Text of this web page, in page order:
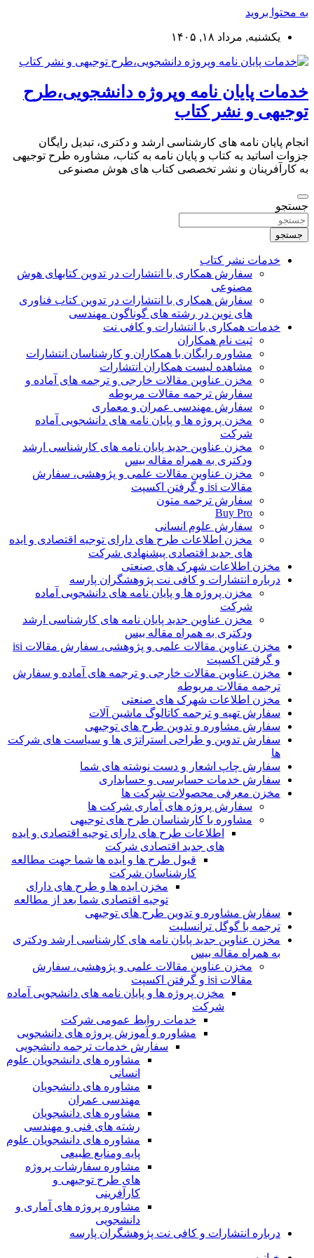
به محتوا بروید
یکشنبه, مرداد ۱۸, ۱۴۰۵
خدمات پایان نامه وپروژه دانشجویی،طرح
توجیهی و نشر کتاب
انجام پایان نامه های کارشناسی ارشد و دکتری، تبدیل رایگان
جزوات اساتید به کتاب و پایان نامه به کتاب، مشاوره طرح توجیهی
به کارآفرینان و نشر تخصصی کتاب های هوش مصنوعی
جستجو
جستجو
خدمات نشر کتاب
سفارش همکاری با انتشارات در تدوین کتابهای هوش
مصنوعی
سفارش همکاری با انتشارات در تدوین کتاب فناوری
های نوین در رشته های گوناگون مهندسی
خدمات همکاری با انتشارات و کافی نت
ثبت نام همکاران
مشاوره رایگان با همکاران و کارشناسان انتشارات
مشاهده لیست همکاران انتشارات
مخزن عناوین مقالات خارجی و ترجمه های آماده و
سفارش ترجمه مقالات مربوطه
سفارش مهندسی عمران و معماری
مخزن پروژه ها و پایان نامه های دانشجویی آماده
شرکت
مخزن عناوین جدید پایان نامه های کارشناسی ارشد
ودکتری به همراه مقاله بیس
مخزن عناوین مقالات علمی و پژوهشی، سفارش
مقالات isi و گرفتن اکسپت
سفارش ترجمه متون
Buy Pro
سفارش علوم انسانی
مخزن اطلاعات طرح های دارای توجیه اقتصادی و ایده
های جدید اقتصادی پیشنهادی شرکت
مخزن اطلاعات شهرک های صنعتی
درباره انتشارات و کافی نت پژوهشگران پارسه
مخزن پروژه ها و پایان نامه های دانشجویی آماده
شرکت
مخزن عناوین جدید پایان نامه های کارشناسی ارشد
ودکتری به همراه مقاله بیس
مخزن عناوین مقالات علمی و پژوهشی، سفارش مقالات isi
و گرفتن اکسپت
مخزن عناوین مقالات خارجی و ترجمه های آماده و سفارش
ترجمه مقالات مربوطه
مخزن اطلاعات شهرک های صنعتی
سفارش تهیه و ترجمه کاتالوگ ماشین آلات
سفارش مشاوره و تدوین طرح های توجیهی
سفارش تدوین و طراحی استراتژی ها و سیاست های شرکت
ها
سفارش چاپ اشعار و دست نوشته های شما
سفارش خدمات حسابرسی و حسابداری
مخزن معرفی محصولات شرکت ها
سفارش پروژه های آماری شرکت ها
مشاوره با کارشناسان طرح های توجیهی
اطلاعات طرح های دارای توجیه اقتصادی و ایده
های جدید اقتصادی شرکت
قبول طرح ها و ایده ها شما جهت مطالعه
کارشناسان شرکت
مخزن ایده ها و طرح های دارای
توجیه اقتصادی شما بعد از مطالعه
سفارش مشاوره و تدوین طرح های توجیهی
ترجمه با گوگل ترانسلیت
مخزن عناوین جدید پایان نامه های کارشناسی ارشد ودکتری
به همراه مقاله بیس
مخزن عناوین مقالات علمی و پژوهشی، سفارش
مقالات isi و گرفتن اکسپت
مخزن پروژه ها و پایان نامه های دانشجویی آماده
شرکت
خدمات روابط عمومی شرکت
مشاوره و آموزش پروژه های دانشجویی
سفارش خدمات ترجمه دانشجویی
مشاوره های دانشجویان علوم
انسانی
مشاوره های دانشجویان
مهندسی عمران
مشاوره های دانشجویان
رشته های فنی و مهندسی
مشاوره های دانشجویان علوم
پایه ومنابع طبیعی
مشاوره سفارشات پروژه
های طرح توجیهی و
کارآفرینی
مشاوره پروژه های آماری و
دانشجویی
درباره انتشارات و کافی نت پژوهشگران پارسه